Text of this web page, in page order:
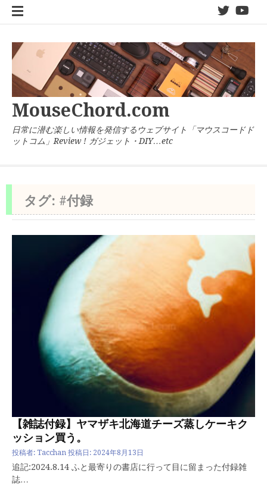
twitter
MouseChord.com
日常に潜む楽しい情報を発信するウェブサイト「マウスコードド
ットコム」Review ! ガジェット・DIY…etc
タグ: #付録
【雑誌付録】ヤマザキ北海道チーズ蒸しケーキク
ッション買う。
投稿者: Tacchan 投稿日: 2024年8月13日
追記:2024.8.14 ふと最寄りの書店に行って目に留まった付録雑
誌…